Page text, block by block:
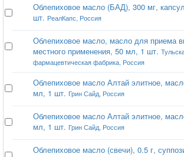
Облепиховое масло (БАД), 300 мг,
шт. РеалКапс, Россия
Облепиховое масло, масло для приема
местного применения, 50 мл, 1 шт.
фармацевтическая фабрика, Россия
Облепиховое масло Алтай элитное,
мл, 1 шт. Грин Сайд, Россия
Облепиховое масло Алтай элитное,
мл, 1 шт. Грин Сайд, Россия
Облепиховое масло (свечи), 0.5 г,